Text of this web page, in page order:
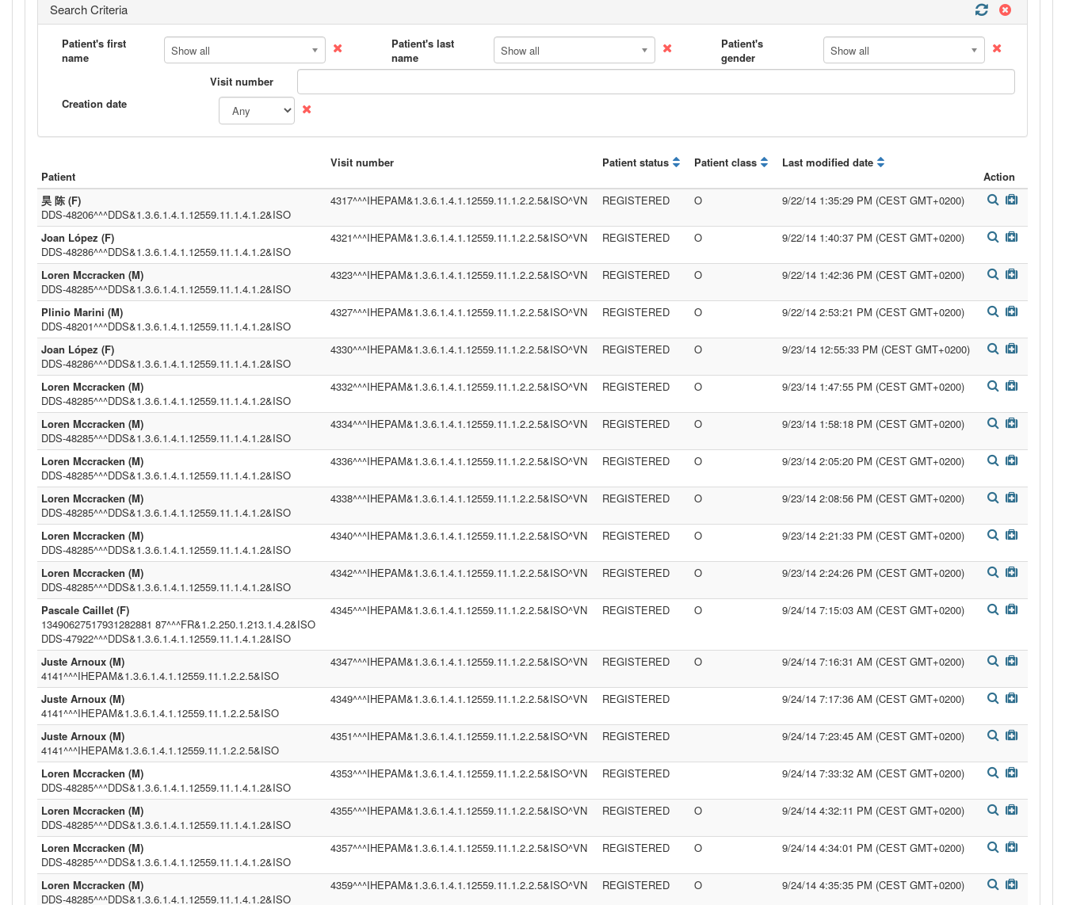
Search Criteria
Patient's first
name
Show all
Patient's last
name
Show all
Patient's
gender
Show all
Visit number
Creation date
Patient
Visit number Patient status Patient class
Last modified date
Action
昊 陈 (F)
DDS-48206^^^DDS&1.3.6.1.4.1.12559.11.1.4.1.2&ISO
4317^^^IHEPAM&1.3.6.1.4.1.12559.11.1.2.2.5&ISO^VN REGISTERED O 9/22/14 1:35:29 PM (CEST GMT+0200)
Joan López (F)
DDS-48286^^^DDS&1.3.6.1.4.1.12559.11.1.4.1.2&ISO
4321^^^IHEPAM&1.3.6.1.4.1.12559.11.1.2.2.5&ISO^VN REGISTERED O 9/22/14 1:40:37 PM (CEST GMT+0200)
Loren Mccracken (M)
DDS-48285^^^DDS&1.3.6.1.4.1.12559.11.1.4.1.2&ISO
4323^^^IHEPAM&1.3.6.1.4.1.12559.11.1.2.2.5&ISO^VN REGISTERED O 9/22/14 1:42:36 PM (CEST GMT+0200)
Plinio Marini (M)
DDS-48201^^^DDS&1.3.6.1.4.1.12559.11.1.4.1.2&ISO
4327^^^IHEPAM&1.3.6.1.4.1.12559.11.1.2.2.5&ISO^VN REGISTERED O 9/22/14 2:53:21 PM (CEST GMT+0200)
Joan López (F)
DDS-48286^^^DDS&1.3.6.1.4.1.12559.11.1.4.1.2&ISO
4330^^^IHEPAM&1.3.6.1.4.1.12559.11.1.2.2.5&ISO^VN REGISTERED O 9/23/14 12:55:33 PM (CEST GMT+0200)
Loren Mccracken (M)
DDS-48285^^^DDS&1.3.6.1.4.1.12559.11.1.4.1.2&ISO
4332^^^IHEPAM&1.3.6.1.4.1.12559.11.1.2.2.5&ISO^VN REGISTERED O 9/23/14 1:47:55 PM (CEST GMT+0200)
Loren Mccracken (M)
DDS-48285^^^DDS&1.3.6.1.4.1.12559.11.1.4.1.2&ISO
4334^^^IHEPAM&1.3.6.1.4.1.12559.11.1.2.2.5&ISO^VN REGISTERED O 9/23/14 1:58:18 PM (CEST GMT+0200)
Loren Mccracken (M)
DDS-48285^^^DDS&1.3.6.1.4.1.12559.11.1.4.1.2&ISO
4336^^^IHEPAM&1.3.6.1.4.1.12559.11.1.2.2.5&ISO^VN REGISTERED O 9/23/14 2:05:20 PM (CEST GMT+0200)
Loren Mccracken (M)
DDS-48285^^^DDS&1.3.6.1.4.1.12559.11.1.4.1.2&ISO
4338^^^IHEPAM&1.3.6.1.4.1.12559.11.1.2.2.5&ISO^VN REGISTERED O 9/23/14 2:08:56 PM (CEST GMT+0200)
Loren Mccracken (M)
DDS-48285^^^DDS&1.3.6.1.4.1.12559.11.1.4.1.2&ISO
4340^^^IHEPAM&1.3.6.1.4.1.12559.11.1.2.2.5&ISO^VN REGISTERED O 9/23/14 2:21:33 PM (CEST GMT+0200)
Loren Mccracken (M)
DDS-48285^^^DDS&1.3.6.1.4.1.12559.11.1.4.1.2&ISO
4342^^^IHEPAM&1.3.6.1.4.1.12559.11.1.2.2.5&ISO^VN REGISTERED O 9/23/14 2:24:26 PM (CEST GMT+0200)
Pascale Caillet (F)
13490627517931282881 87^^^FR&1.2.250.1.213.1.4.2&ISO
DDS-47922^^^DDS&1.3.6.1.4.1.12559.11.1.4.1.2&ISO
4345^^^IHEPAM&1.3.6.1.4.1.12559.11.1.2.2.5&ISO^VN REGISTERED O 9/24/14 7:15:03 AM (CEST GMT+0200)
Juste Arnoux (M)
4141^^^IHEPAM&1.3.6.1.4.1.12559.11.1.2.2.5&ISO
4347^^^IHEPAM&1.3.6.1.4.1.12559.11.1.2.2.5&ISO^VN REGISTERED O 9/24/14 7:16:31 AM (CEST GMT+0200)
Juste Arnoux (M)
4141^^^IHEPAM&1.3.6.1.4.1.12559.11.1.2.2.5&ISO
4349^^^IHEPAM&1.3.6.1.4.1.12559.11.1.2.2.5&ISO^VN REGISTERED 9/24/14 7:17:36 AM (CEST GMT+0200)
Juste Arnoux (M)
4141^^^IHEPAM&1.3.6.1.4.1.12559.11.1.2.2.5&ISO
4351^^^IHEPAM&1.3.6.1.4.1.12559.11.1.2.2.5&ISO^VN REGISTERED 9/24/14 7:23:45 AM (CEST GMT+0200)
Loren Mccracken (M)
DDS-48285^^^DDS&1.3.6.1.4.1.12559.11.1.4.1.2&ISO
4353^^^IHEPAM&1.3.6.1.4.1.12559.11.1.2.2.5&ISO^VN REGISTERED 9/24/14 7:33:32 AM (CEST GMT+0200)
Loren Mccracken (M)
DDS-48285^^^DDS&1.3.6.1.4.1.12559.11.1.4.1.2&ISO
4355^^^IHEPAM&1.3.6.1.4.1.12559.11.1.2.2.5&ISO^VN REGISTERED O 9/24/14 4:32:11 PM (CEST GMT+0200)
Loren Mccracken (M)
DDS-48285^^^DDS&1.3.6.1.4.1.12559.11.1.4.1.2&ISO
4357^^^IHEPAM&1.3.6.1.4.1.12559.11.1.2.2.5&ISO^VN REGISTERED O 9/24/14 4:34:01 PM (CEST GMT+0200)
Loren Mccracken (M)
DDS-48285^^^DDS&1.3.6.1.4.1.12559.11.1.4.1.2&ISO
4359^^^IHEPAM&1.3.6.1.4.1.12559.11.1.2.2.5&ISO^VN REGISTERED O 9/24/14 4:35:35 PM (CEST GMT+0200)